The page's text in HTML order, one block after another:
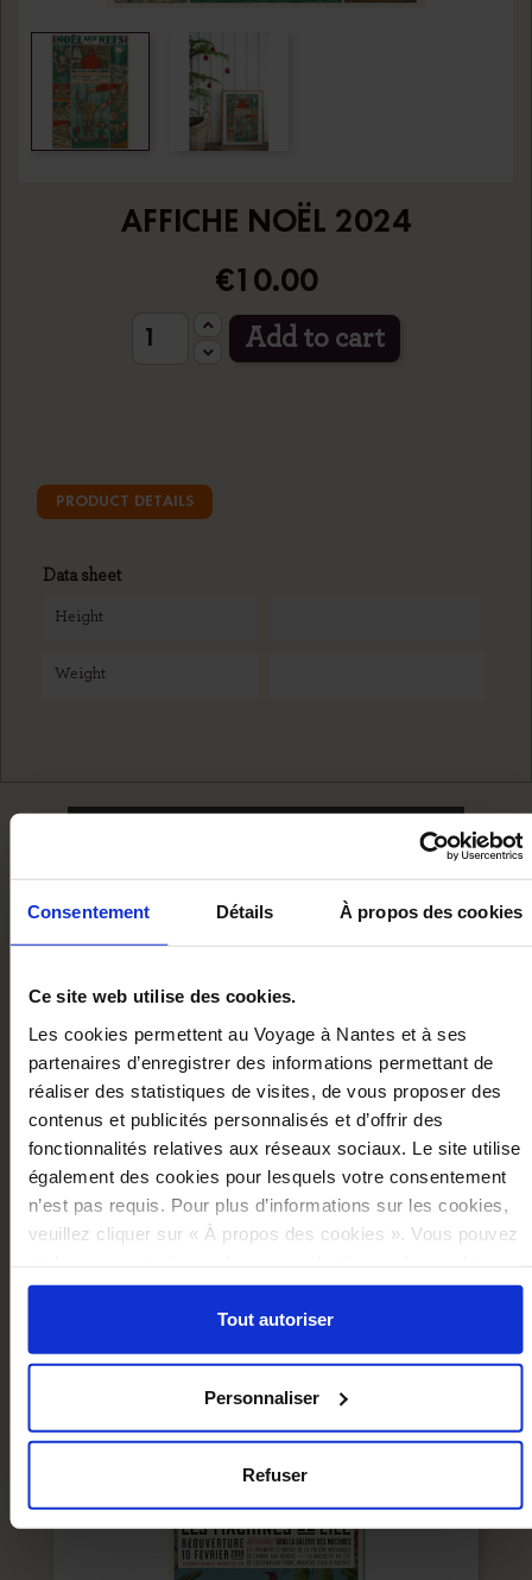
Consentement Détails À propos des cookies
Ce site web utilise des cookies.
Les cookies permettent au Voyage à Nantes et à ses
partenaires d’enregistrer des informations permettant de
réaliser des statistiques de visites, de vous proposer des
contenus et publicités personnalisés et d’offrir des
fonctionnalités relatives aux réseaux sociaux. Le site utilise
également des cookies pour lesquels votre consentement
n’est pas requis. Pour plus d’informations sur les cookies,
veuillez cliquer sur « À propos des cookies ». Vous pouvez
selon les finalités via l'onglet « Détails ». À tout moment,
vous pouvez modifier votre choix en cliquant sur le lien
« Cookies » en bas des pages du site.
Tout autoriser
Personnaliser
Refuser
AFFICHE NOËL 2024
€10.00
Add to cart
PRODUCT DETAILS
Data sheet
Height
Weight
WE RECOMMEND YOU
CLEVER MECHANICS SKETCHBOOK
€16.00